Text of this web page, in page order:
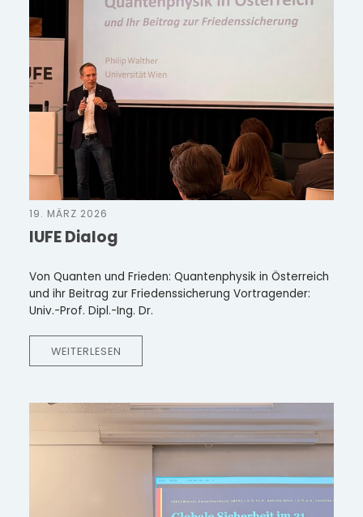
19. MÄRZ 2026
IUFE Dialog
Von Quanten und Frieden: Quantenphysik in Österreich
und ihr Beitrag zur Friedenssicherung Vortragender:
Univ.-Prof. Dipl.-Ing. Dr.
WEITERLESEN